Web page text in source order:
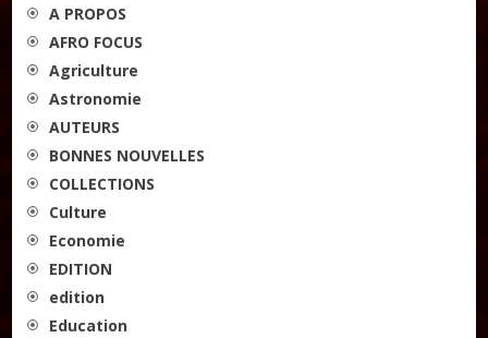
A PROPOS
AFRO FOCUS
Agriculture
Astronomie
AUTEURS
BONNES NOUVELLES
COLLECTIONS
Culture
Economie
EDITION
edition
Education